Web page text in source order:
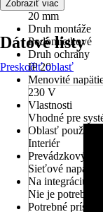
Hĺbka
20 mm
Druh montáže
Podomietkové
Druh ochrany
IP 20
Menovité
230 V
Vlastnosti
Vhodné pre
Oblasť použitia
Interiér
Prevádzkový
Sieťové napájanie
Na integráciu
Nie je potrebný
Potrebné
Zobraziť viac
Dátové listy
Preskočiť oblasť